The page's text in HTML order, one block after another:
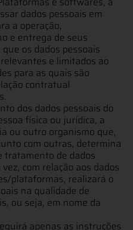
dados pessoais em
a operação,
e entrega de seus
os dados pessoais
e limitados ao
para as quais são
contratual
dos dados pessoais do
física ou jurídica, a
ou outro organismo que,
com outras, determina
tratamento de dados
com relação aos dados
plataformas, realizará o
na qualidade de
ou seja, em nome da
apenas as instruções